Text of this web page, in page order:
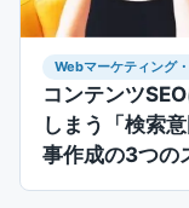
Webマーケティング
コンテンツ
しまう「検索
事作成の3つの
素」